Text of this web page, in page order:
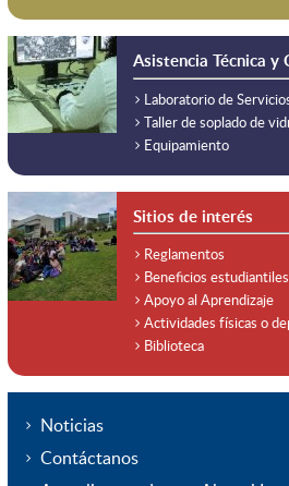
Asistencia Técnica y
Laboratorio de
Taller de soplado de
Equipamiento
Sitios de interés
Reglamentos
Beneficios estudiantiles
Apoyo al Aprendizaje
Actividades físicas o
Biblioteca
Noticias
Contáctanos